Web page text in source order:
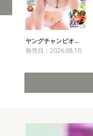
ヤングチャンピオ…
発売日：2026.08.10